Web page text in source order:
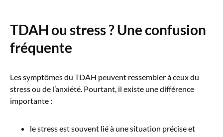
TDAH ou stress ? Une confusion
fréquente
Les symptômes du TDAH peuvent ressembler à ceux du
stress ou de l’anxiété. Pourtant, il existe une différence
importante :
le stress est souvent lié à une situation précise et